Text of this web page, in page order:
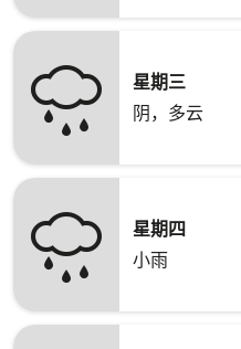
星期三
阴，多云
星期四
小雨